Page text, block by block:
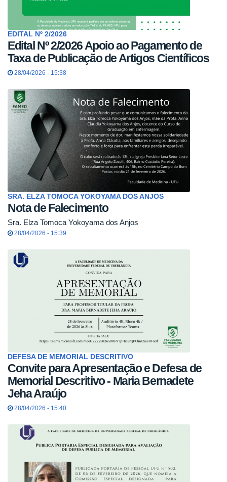
EDITAL Nº 2/2026
Edital Nº 2/2026 Apoio ao Pagamento de
Taxa de Publicação de Artigos Científicos
28/04/2026 - 15:38
SRA. ELZA TOMOCA YOKOYAMA DOS ANJOS
Nota de Falecimento
Sra. Elza Tomoca Yokoyama dos Anjos
28/04/2026 - 15:39
DEFESA DE MEMORIAL DESCRITIVO
Convite para Apresentação e Defesa de
Memorial Descritivo - Maria Bernadete
Jeha Araújo
28/04/2026 - 15:40